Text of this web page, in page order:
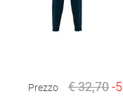
Prezzo € 32,70-